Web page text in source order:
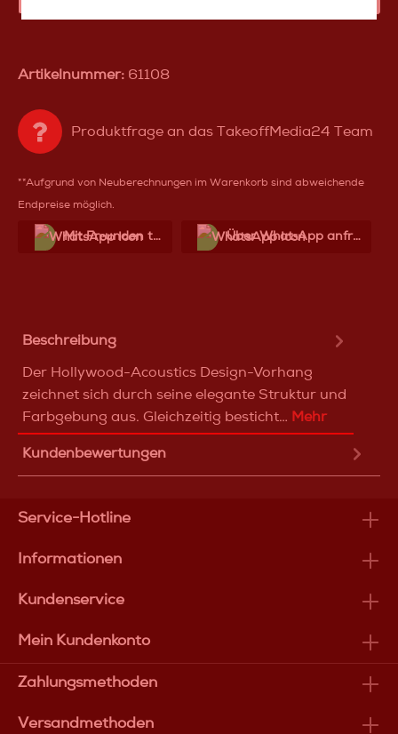
Artikelnummer: 61108
Produktfrage an das TakeoffMedia24 Team
**Aufgrund von Neuberechnungen im Warenkorb sind abweichende
Endpreise möglich.
Mit Frеunden teilen Über WhatѕApp anfragеn
Beschreibung
Der Hollywood-Acoustics Design-Vorhang
zeichnet sich durch seine elegante Struktur und
Farbgebung aus. Gleichzeitig besticht… Mehr
Kundenbewertungen
Service-Hotline
Informationen
Kundenservice
Mein Kundenkonto
Zahlungsmethoden
Versandmethoden